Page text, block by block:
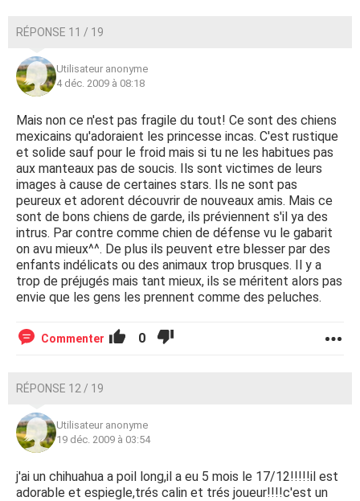
RÉPONSE 11 / 19
Utilisateur anonyme
4 déc. 2009 à 08:18
Mais non ce n'est pas fragile du tout! Ce sont des chiens
mexicains qu'adoraient les princesse incas. C'est rustique
et solide sauf pour le froid mais si tu ne les habitues pas
aux manteaux pas de soucis. Ils sont victimes de leurs
images à cause de certaines stars. Ils ne sont pas
peureux et adorent découvrir de nouveaux amis. Mais ce
sont de bons chiens de garde, ils préviennent s'il ya des
intrus. Par contre comme chien de défense vu le gabarit
on avu mieux^^. De plus ils peuvent etre blesser par des
enfants indélicats ou des animaux trop brusques. Il y a
trop de préjugés mais tant mieux, ils se méritent alors pas
envie que les gens les prennent comme des peluches.
Commenter 0
RÉPONSE 12 / 19
Utilisateur anonyme
19 déc. 2009 à 03:54
j'ai un chihuahua a poil long,il a eu 5 mois le 17/12!!!!!il est
adorable et espiegle,trés calin et trés joueur!!!!c'est un